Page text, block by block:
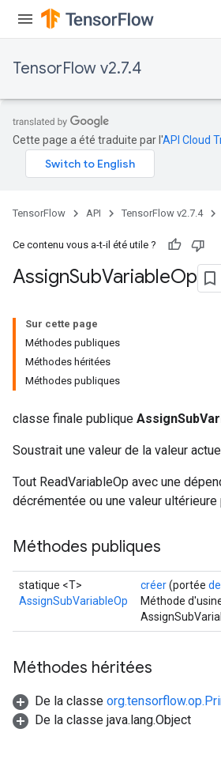
TensorFlow v2.7.4
Cette page a été traduite par l'API Cloud
TensorFlow API TensorFlow v2.7.4
Ce contenu vous a-t-il été utile ?
AssignSubVariableOp
Sur cette page
Méthodes publiques
Méthodes héritées
Méthodes publiques
classe finale publique
Soustrait une valeur de la valeur
Tout ReadVariableOp avec une
décrémentée ou une valeur ultérieure
Méthodes publiques
statique <T>
AssignSubVariableOp
créer(portée
Méthode
Méthodes héritées
De la classe
De la classe java.lang.Object